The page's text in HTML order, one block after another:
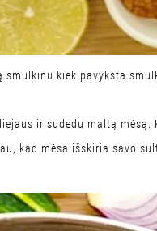
kiek pavyksta
ir sudedu maltą
kad mėsa išskiria savo